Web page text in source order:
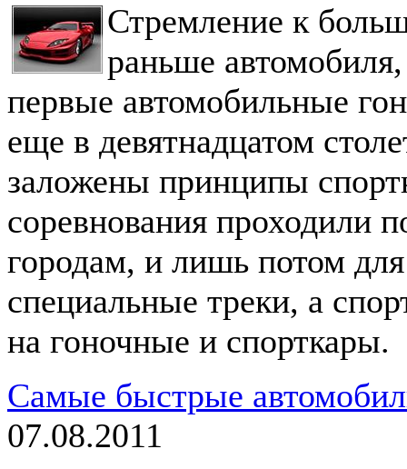
Стремление к
раньше
первые автомобильные
еще в девятнадцатом
заложены принципы
соревнования проходили
городам, и лишь потом для
специальные треки, а
на гоночные и спорткары.
Самые быстрые
07.08.2011